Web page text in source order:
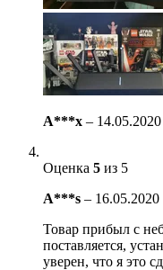
A***x – 14.05.2020
Оценка 5 из 5
A***s – 16.05.2020
Товар прибыл с
поставляется,
уверен, что я это